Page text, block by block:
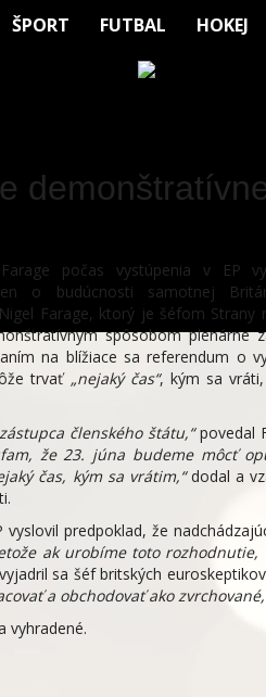
ŠPORT FUTBAL HOKEJ
počas vystúpenia v EP
o budúcnosti samotnej
Farage, ktorý je šéfom Strany
spôsobom plenárne
na blížiace sa referendum o
trvať „nejaký čas“, kým sa
členského štátu,“povedal
že 23. júna budeme môcť
čas, kým sa vrátim,“dodal a
predpoklad, že
ak urobíme toto rozhodnutie,
sa šéf britských
a obchodovať ako
vyhradené.